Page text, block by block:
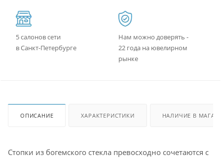
5 салонов сети
в Санкт-Петербурге
Нам можно доверять -
22 года на ювелирном
рынке
ОПИСАНИЕ ХАРАКТЕРИСТИКИ НАЛИЧИЕ В
Стопки из богемского стекла превосходно сочетаются с